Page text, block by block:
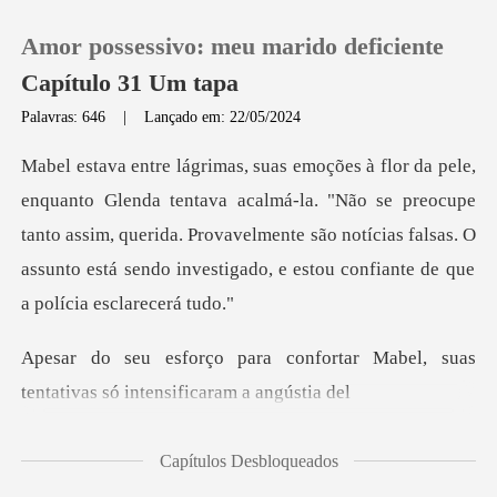
0
Loja
Sair
Amor possessivo: meu marido deficiente
Capítulo 31 Um tapa
Palavras: 646 |Lançado em: 22/05/2024
almá-la. "Não se preocupe
tanto assim, querida. Provavelmente são notícias falsas. O
fortar Mabel, suas
tentativas
Capítulos Desbloqueados